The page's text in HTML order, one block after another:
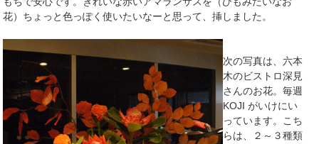
花）ちょっと色っぽく使いたいなーと思って、挿しました。
次の写真は、六本
木のビストロ深見
さんのお花。毎週
KOJI がいけにい
っています。こち
らは、２～３種類